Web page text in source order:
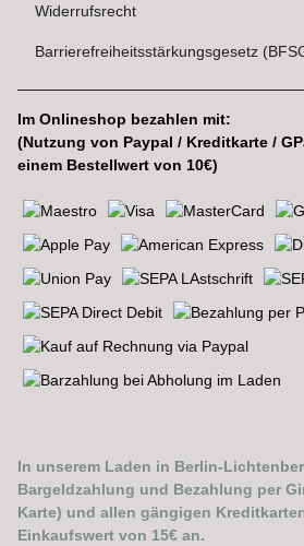
Widerrufsrecht
Barrierefreiheitsstärkungsgesetz
Im Onlineshop bezahlen mit:
(Nutzung von Paypal / Kreditkarte /
einem Bestellwert von 10€)
In unserem Laden in Berlin-
Bargeldzahlung und Bezahlung per
Karte) und allen gängigen
Einkaufswert von 15€ an.